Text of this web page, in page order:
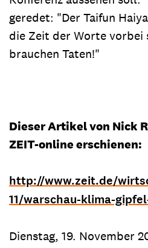
geredet: "Der Taifun
die Zeit der Worte vorbei
brauchen Taten!"
Dieser Artikel von Nick
ZEIT-online erschienen:
http://www.zeit.de/
11/warschau-klima-
Dienstag, 19. November